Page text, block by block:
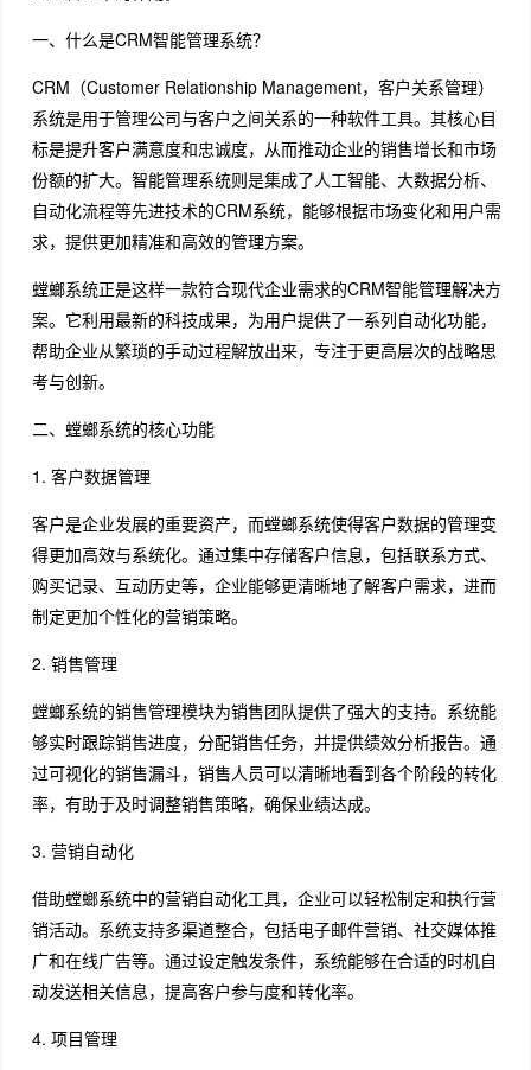
一、什么是CRM智能管理系统？
CRM（Customer Relationship Management，客户关系管理）
系统是用于管理公司与客户之间关系的一种软件工具。其核心目
标是提升客户满意度和忠诚度，从而推动企业的销售增长和市场
份额的扩大。智能管理系统则是集成了人工智能、大数据分析、
自动化流程等先进技术的CRM系统，能够根据市场变化和用户需
求，提供更加精准和高效的管理方案。
螳螂系统正是这样一款符合现代企业需求的CRM智能管理解决方
案。它利用最新的科技成果，为用户提供了一系列自动化功能，
帮助企业从繁琐的手动过程解放出来，专注于更高层次的战略思
考与创新。
二、螳螂系统的核心功能
1. 客户数据管理
客户是企业发展的重要资产，而螳螂系统使得客户数据的管理变
得更加高效与系统化。通过集中存储客户信息，包括联系方式、
购买记录、互动历史等，企业能够更清晰地了解客户需求，进而
制定更加个性化的营销策略。
2. 销售管理
螳螂系统的销售管理模块为销售团队提供了强大的支持。系统能
够实时跟踪销售进度，分配销售任务，并提供绩效分析报告。通
过可视化的销售漏斗，销售人员可以清晰地看到各个阶段的转化
率，有助于及时调整销售策略，确保业绩达成。
3. 营销自动化
借助螳螂系统中的营销自动化工具，企业可以轻松制定和执行营
销活动。系统支持多渠道整合，包括电子邮件营销、社交媒体推
广和在线广告等。通过设定触发条件，系统能够在合适的时机自
动发送相关信息，提高客户参与度和转化率。
4. 项目管理